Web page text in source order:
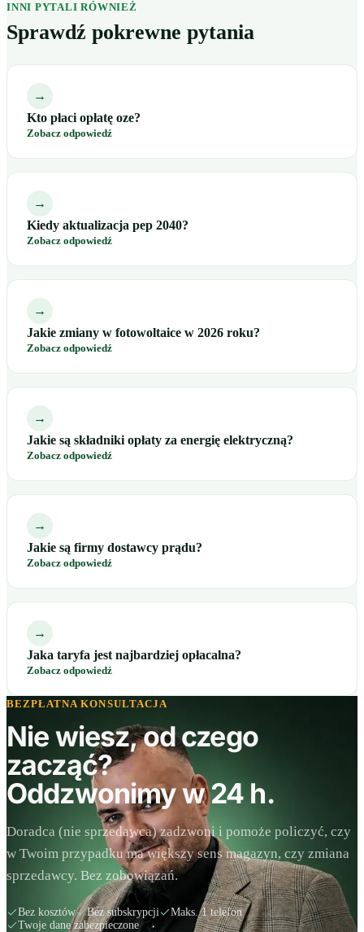
INNI PYTALI RÓWNIEŻ
Sprawdź pokrewne pytania
→
Kto płaci opłatę oze?
Zobacz odpowiedź
→
Kiedy aktualizacja pep 2040?
Zobacz odpowiedź
→
Jakie zmiany w fotowoltaice w 2026 roku?
Zobacz odpowiedź
→
Jakie są składniki opłaty za energię elektryczną?
Zobacz odpowiedź
→
Jakie są firmy dostawcy prądu?
Zobacz odpowiedź
→
Jaka taryfa jest najbardziej opłacalna?
Zobacz odpowiedź
BEZPŁATNA KONSULTACJA
Nie wiesz, od czego
zacząć?
Oddzwonimy w 24 h.
Doradca (nie sprzedawca) zadzwoni i pomoże policzyć, czy
w Twoim przypadku ma większy sens magazyn, czy zmiana
sprzedawcy. Bez zobowiązań.
Bez kosztów Bez subskrypcji
Maks. 1 telefon
Twoje dane zabezpieczone